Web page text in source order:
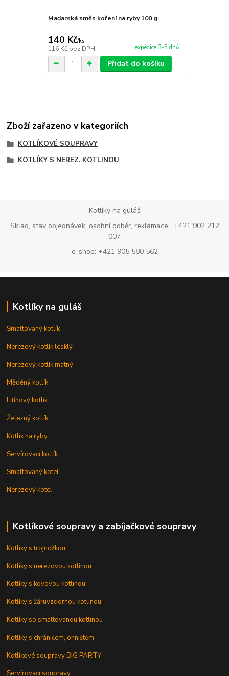
Maďarská směs koření na ryby 100 g
140 Kč/ks
116 Kč bez DPH expedice 3-5 dnů
Přidat do košíku
Zboží zařazeno v kategoriích
KOTLÍKOVÉ SOUPRAVY
KOTLÍKY S NEREZ. KOTLINOU
Kotlíky na guláš
Sklad, stav objednávek, osobní odběr, reklamace: +421 902 212
007
e-shop: +421 905 580 562
Kotlíky na guláš
Smaltovaný kotlík
Nerezový kotlík lesklý
Nerezový kotlík matný
Měděný kotlík
Litinový kotlík
Železný kotlík
Kotlík na ryby
Servírovací kotlík
Smaltovaný kotel
Nerezový kotel
Kotlíkové soupravy a zabíjačkové soupravy
Kotlíky s trojnožkou
Kotlíky s nerezovou kotlinou
Kotlíky s kovovou kotlinou
Kotlíky s žáruvzdornou kotlinou
Kotlíky so smaltovanou kotlinou
Kotlíky s chráničem, ohništěm
Kotlíkové soupravy BIG PARTY
Servírovací soupravy